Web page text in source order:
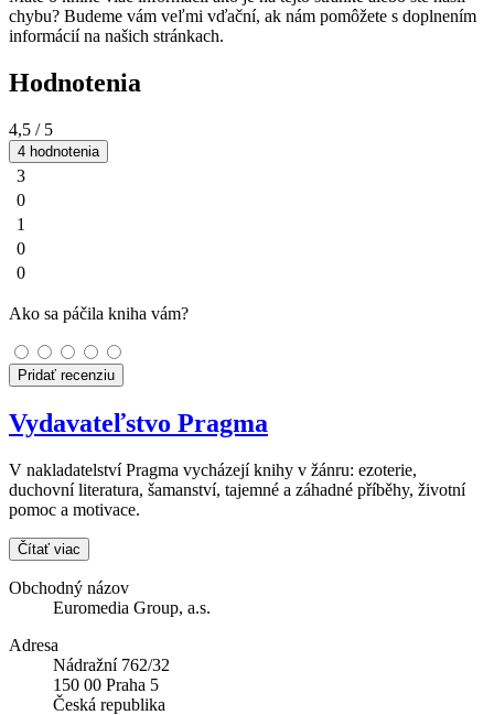
chybu? Budeme vám veľmi vďační, ak nám pomôžete s doplnením
informácií na našich stránkach.
Hodnotenia
4,5 / 5
4 hodnotenia
3
0
1
0
0
Ako sa páčila kniha vám?
Pridať recenziu
Vydavateľstvo Pragma
V nakladatelství Pragma vycházejí knihy v žánru: ezoterie,
duchovní literatura, šamanství, tajemné a záhadné příběhy, životní
pomoc a motivace.
Čítať viac
Obchodný názov
Euromedia Group, a.s.
Adresa
Nádražní 762/32
150 00 Praha 5
Česká republika